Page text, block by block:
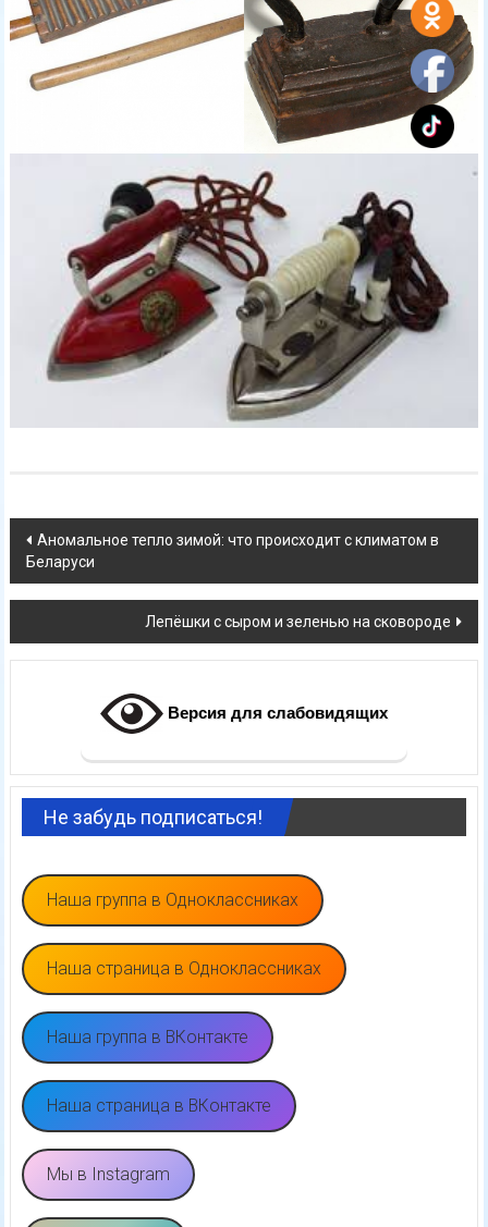
Навигация
по
Аномальное тепло зимой: что происходит с климатом в
Беларуси
Лепёшки с сыром и зеленью на сковороде
Версия для слабовидящих
Не забудь подписаться!
Наша группа в Одноклассниках
Наша страница в Одноклассниках
Наша группа в ВКонтакте
Наша страница в ВКонтакте
Мы в Instagram